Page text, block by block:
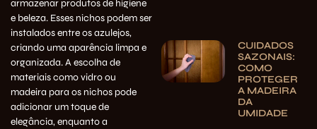
armazenar produtos de higiene
e beleza. Esses nichos podem ser
instalados entre os azulejos,
criando uma aparência limpa e
organizada. A escolha de
materiais como vidro ou
madeira para os nichos pode
adicionar um toque de
elegância, enquanto a
CUIDADOS
SAZONAIS:
COMO
PROTEGER
A MADEIRA
DA
UMIDADE